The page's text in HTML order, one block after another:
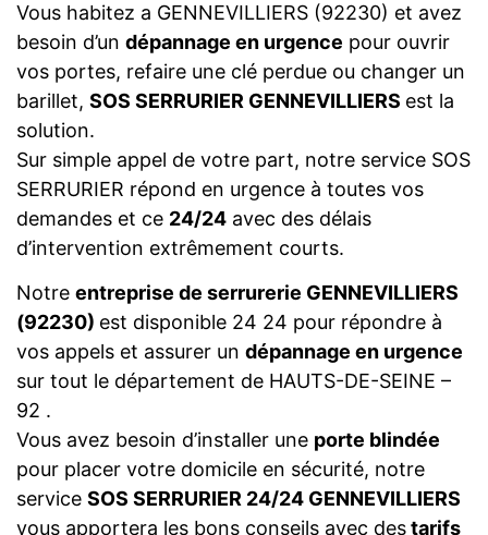
Vous habitez a GENNEVILLIERS (92230) et avez
besoin d’un dépannage en urgence pour ouvrir
vos portes, refaire une clé perdue ou changer un
barillet, SOS SERRURIER GENNEVILLIERS est la
solution.
Sur simple appel de votre part, notre service SOS
SERRURIER répond en urgence à toutes vos
demandes et ce 24/24 avec des délais
d’intervention extrêmement courts.
Notre entreprise de serrurerie GENNEVILLIERS
(92230) est disponible 24 24 pour répondre à
vos appels et assurer un dépannage en urgence
sur tout le département de HAUTS-DE-SEINE –
92 .
Vous avez besoin d’installer une porte blindée
pour placer votre domicile en sécurité, notre
service SOS SERRURIER 24/24 GENNEVILLIERS
vous apportera les bons conseils avec destarifs